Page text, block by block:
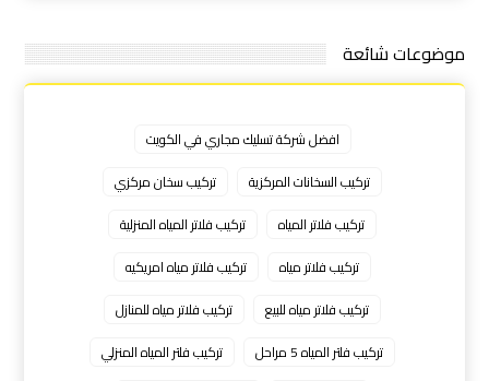
موضوعات شائعة
افضل شركة تسليك مجاري في الكويت
تركيب السخانات المركزية
تركيب سخان مركزي
تركيب فلاتر المياه
تركيب فلاتر المياه المنزلية
تركيب فلاتر مياه
تركيب فلاتر مياه امريكيه
تركيب فلاتر مياه للبيع
تركيب فلاتر مياه للمنازل
تركيب فلتر المياه 5 مراحل
تركيب فلتر المياه المنزلي